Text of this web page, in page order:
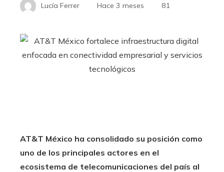
Lucía Ferrer Hace 3 meses 81
AT&T México ha consolidado su posición como
uno de los principales actores en el
ecosistema de telecomunicaciones del país al